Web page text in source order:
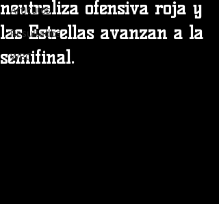
Articulos
Resultados
WBC
neutraliza ofensiva roja y
las Estrellas avanzan a la
semifinal.